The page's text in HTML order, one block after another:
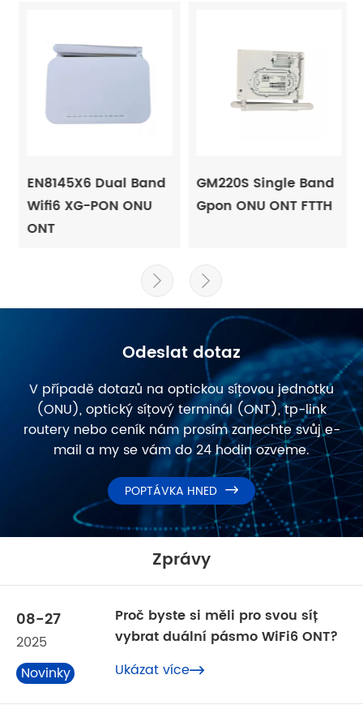
EN8145X6 Dual Band
Wifi6 XG-PON ONU
ONT
GM220S Single Band
Gpon ONU ONT FTTH
 
Odeslat dotaz
V případě dotazů na optickou síťovou jednotku
(ONU), optický síťový terminál (ONT), tp-link
routery nebo ceník nám prosím zanechte svůj e-
mail a my se vám do 24 hodin ozveme.
POPTÁVKA HNED 
Zprávy
08-27
2025
Novinky
Proč byste si měli pro svou síť
vybrat duální pásmo WiFi6 ONT?
Ukázat více